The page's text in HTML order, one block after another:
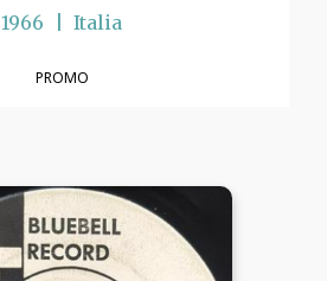
1966 Italia
PROMO